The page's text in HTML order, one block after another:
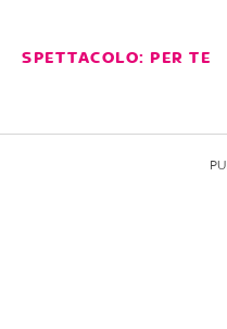
SPETTACOLO: PER TE